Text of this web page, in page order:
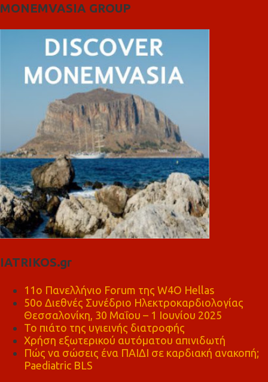
MONEMVASIA GROUP
IATRIKOS.gr
11ο Πανελλήνιο Forum της W4O Hellas
50ο Διεθνές Συνέδριο Ηλεκτροκαρδιολογίας
Θεσσαλονίκη, 30 Μαΐου – 1 Ιουνίου 2025
Το πιάτο της υγιεινής διατροφής
Χρήση εξωτερικού αυτόματου απινιδωτή
Πώς να σώσεις ένα ΠΑΙΔΙ σε καρδιακή ανακοπή;
Paediatric BLS